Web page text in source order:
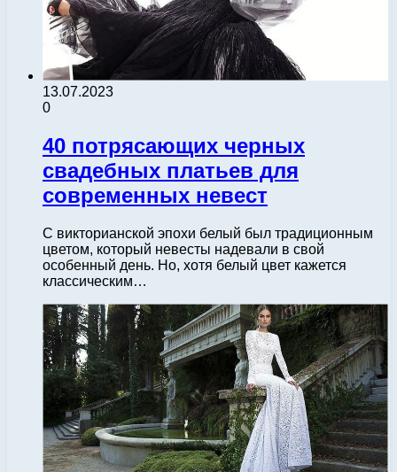
13.07.2023
0
40 потрясающих черных
свадебных платьев для
современных невест
С викторианской эпохи белый был традиционным
цветом, который невесты надевали в свой
особенный день. Но, хотя белый цвет кажется
классическим…